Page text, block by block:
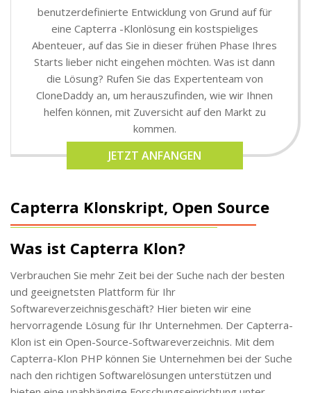
benutzerdefinierte Entwicklung von Grund auf für
eine Capterra -Klonlösung ein kostspieliges
Abenteuer, auf das Sie in dieser frühen Phase Ihres
Starts lieber nicht eingehen möchten. Was ist dann
die Lösung? Rufen Sie das Expertenteam von
CloneDaddy an, um herauszufinden, wie wir Ihnen
helfen können, mit Zuversicht auf den Markt zu
kommen.
JETZT ANFANGEN
Capterra Klonskript, Open Source
Was ist Capterra Klon?
Verbrauchen Sie mehr Zeit bei der Suche nach der besten
und geeignetsten Plattform für Ihr
Softwareverzeichnisgeschäft? Hier bieten wir eine
hervorragende Lösung für Ihr Unternehmen. Der Capterra-
Klon ist ein Open-Source-Softwareverzeichnis. Mit dem
Capterra-Klon PHP können Sie Unternehmen bei der Suche
nach den richtigen Softwarelösungen unterstützen und